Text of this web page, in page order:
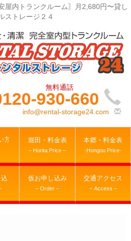
屋内トランクルーム〗月2,680円〜貸し
ストレージ２４
930-660
info@rental-storage24.com
方 堀田・料金表
– Horita Price –
本郷・料金表
-Hongou Price-
仮お申し込み
– Order –
交通アクセス
– Access –